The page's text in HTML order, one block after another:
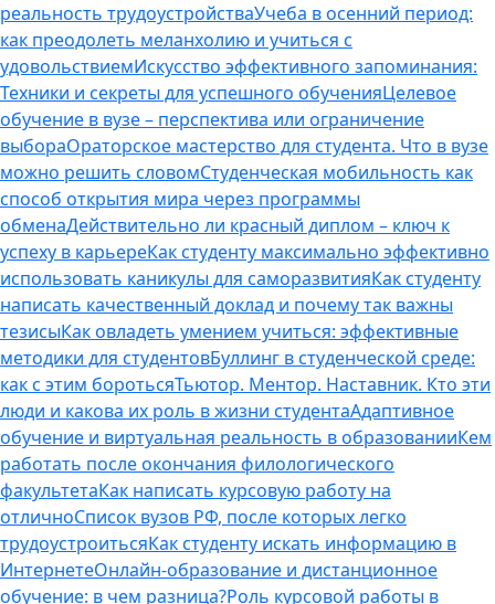
реальность трудоустройстваУчеба в осенний период:
как преодолеть меланхолию и учиться с
удовольствиемИскусство эффективного запоминания:
Техники и секреты для успешного обученияЦелевое
обучение в вузе – перспектива или ограничение
выбораОраторское мастерство для студента. Что в вузе
можно решить словомСтуденческая мобильность как
способ открытия мира через программы
обменаДействительно ли красный диплом – ключ к
успеху в карьереКак студенту максимально эффективно
использовать каникулы для саморазвитияКак студенту
написать качественный доклад и почему так важны
тезисыКак овладеть умением учиться: эффективные
методики для студентовБуллинг в студенческой среде:
как с этим боротьсяТьютор. Ментор. Наставник. Кто эти
люди и какова их роль в жизни студентаАдаптивное
обучение и виртуальная реальность в образованииКем
работать после окончания филологического
факультетаКак написать курсовую работу на
отличноСписок вузов РФ, после которых легко
трудоустроитьсяКак студенту искать информацию в
ИнтернетеОнлайн-образование и дистанционное
обучение: в чем разница?Роль курсовой работы в